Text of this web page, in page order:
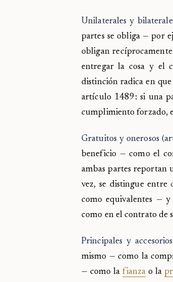
Unilaterales y
partes se obliga — por
obligan
entregar la cosa y el
distinción radica en
artículo 1489: si una
cumplimiento forzado,
Gratuitos y onerosos
beneficio — como el
ambas partes reportan
vez, se distingue entre
como equivalentes — y
como en el contrato de
Principales y
mismo — como la
— como lafianza o la